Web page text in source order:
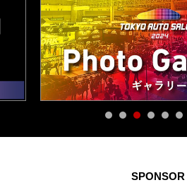
SPONSOR